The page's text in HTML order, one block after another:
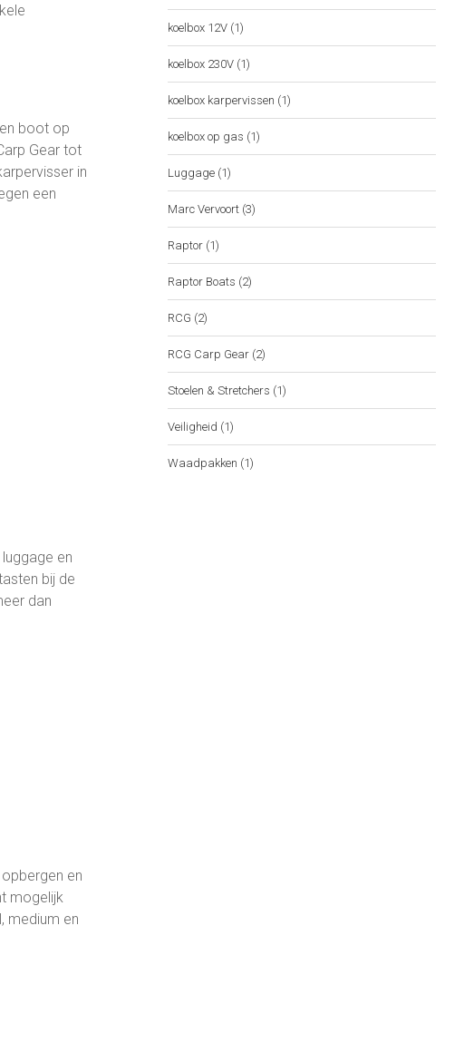
boot op
Gear tot
in
een
en
bij de
dan
en
mogelijk
medium en
koelbox 12V (1)
koelbox 230V (1)
koelbox karpervissen (1)
koelbox op gas (1)
Luggage (1)
Marc Vervoort (3)
Raptor (1)
Raptor Boats (2)
RCG (2)
RCG Carp Gear (2)
Stoelen & Stretchers (1)
Veiligheid (1)
Waadpakken (1)